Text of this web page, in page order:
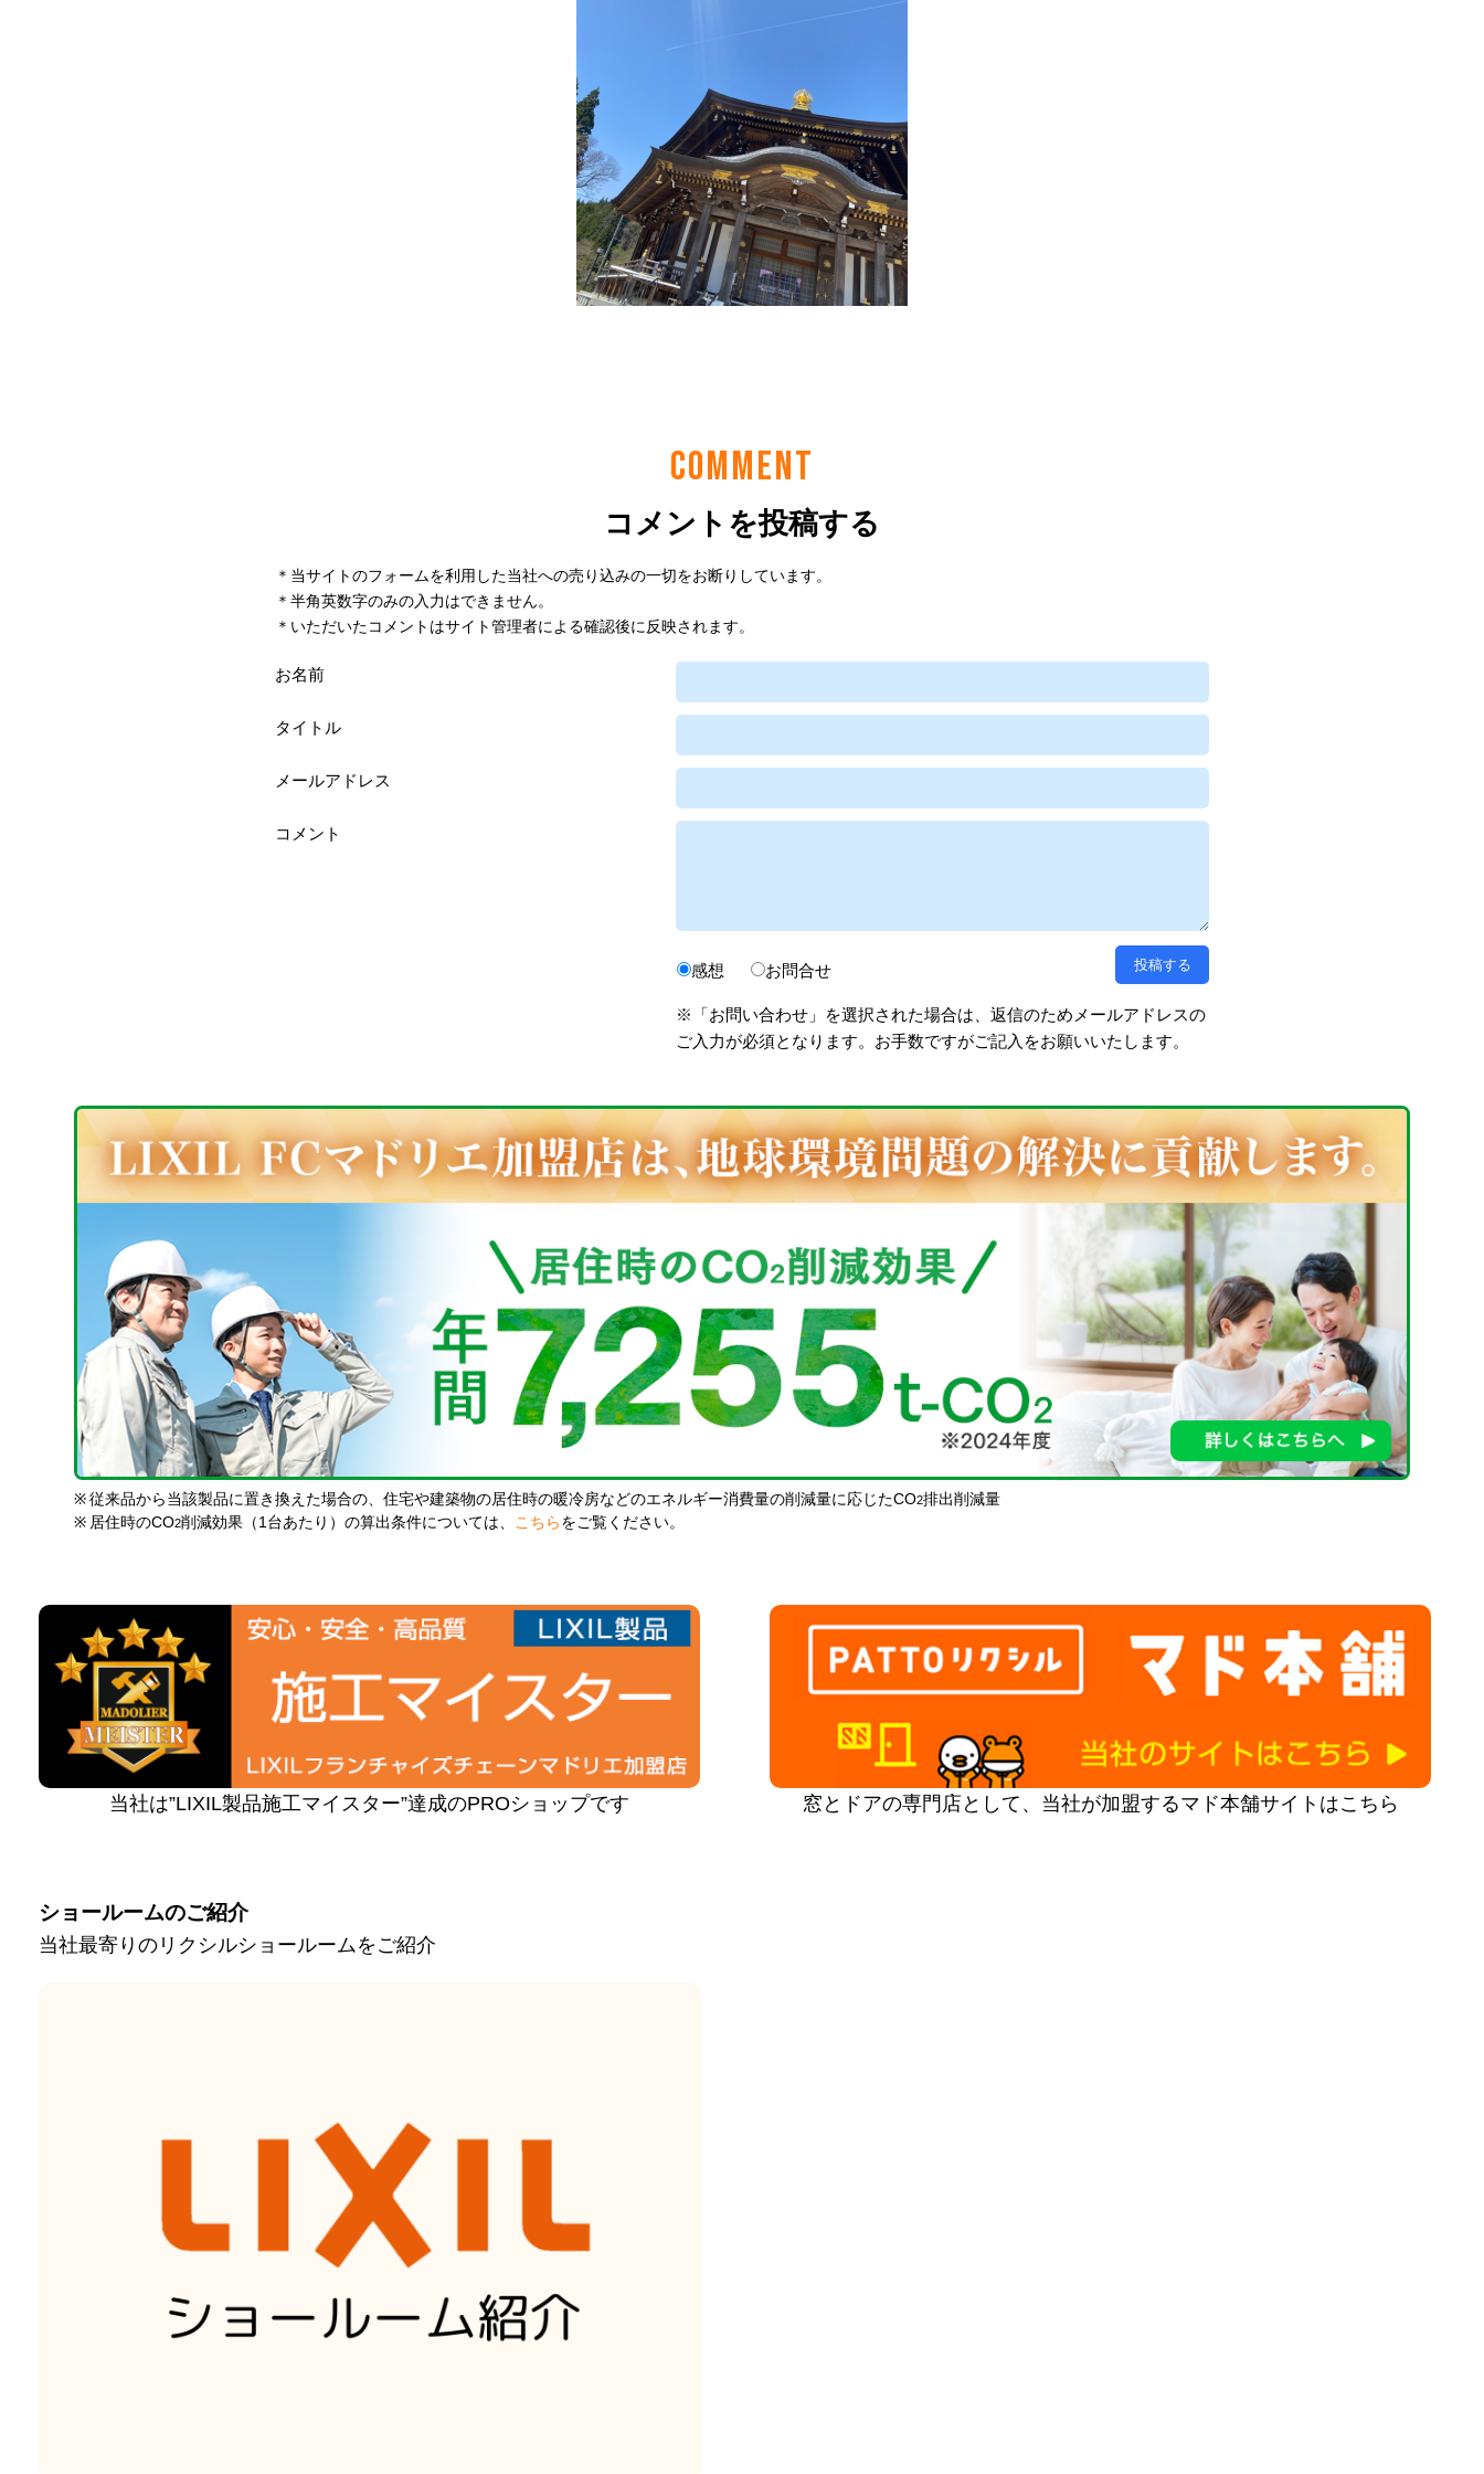
COMMENT
コメントを投稿する
＊当サイトのフォームを利用した当社への売り込みの一切をお断りしています。
＊半角英数字のみの入力はできません。
＊いただいたコメントはサイト管理者による確認後に反映されます。
お名前
タイトル
メールアドレス
コメント
感想 お問合せ
※「お問い合わせ」を選択された場合は、返信のためメールアドレスの
ご入力が必須となります。お手数ですがご記入をお願いいたします。
※ 従来品から当該製品に置き換えた場合の、住宅や建築物の居住時の暖冷房などのエネルギー消費量の削減量に応じたCO2排出削減量
※ 居住時のCO2削減効果（1台あたり）の算出条件については、 こちら をご覧ください。
当社は”LIXIL製品施工マイスター”達成のPROショップです 窓とドアの専門店として、当社が加盟するマド本舗サイトはこちら
ショールームのご紹介
当社最寄りのリクシルショールームをご紹介